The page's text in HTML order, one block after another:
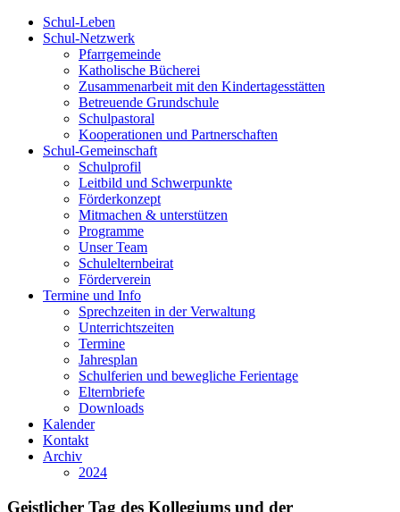
Schul-Leben
Schul-Netzwerk
Pfarrgemeinde
Katholische Bücherei
Zusammenarbeit mit den Kindertagesstätten
Betreuende Grundschule
Schulpastoral
Kooperationen und Partnerschaften
Schul-Gemeinschaft
Schulprofil
Leitbild und Schwerpunkte
Förderkonzept
Mitmachen & unterstützen
Programme
Unser Team
Schulelternbeirat
Förderverein
Termine und Info
Sprechzeiten in der Verwaltung
Unterrichtszeiten
Termine
Jahresplan
Schulferien und bewegliche Ferientage
Elternbriefe
Downloads
Kalender
Kontakt
Archiv
2024
Geistlicher Tag des Kollegiums und der